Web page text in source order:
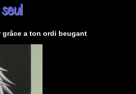
a ton ordi beugant